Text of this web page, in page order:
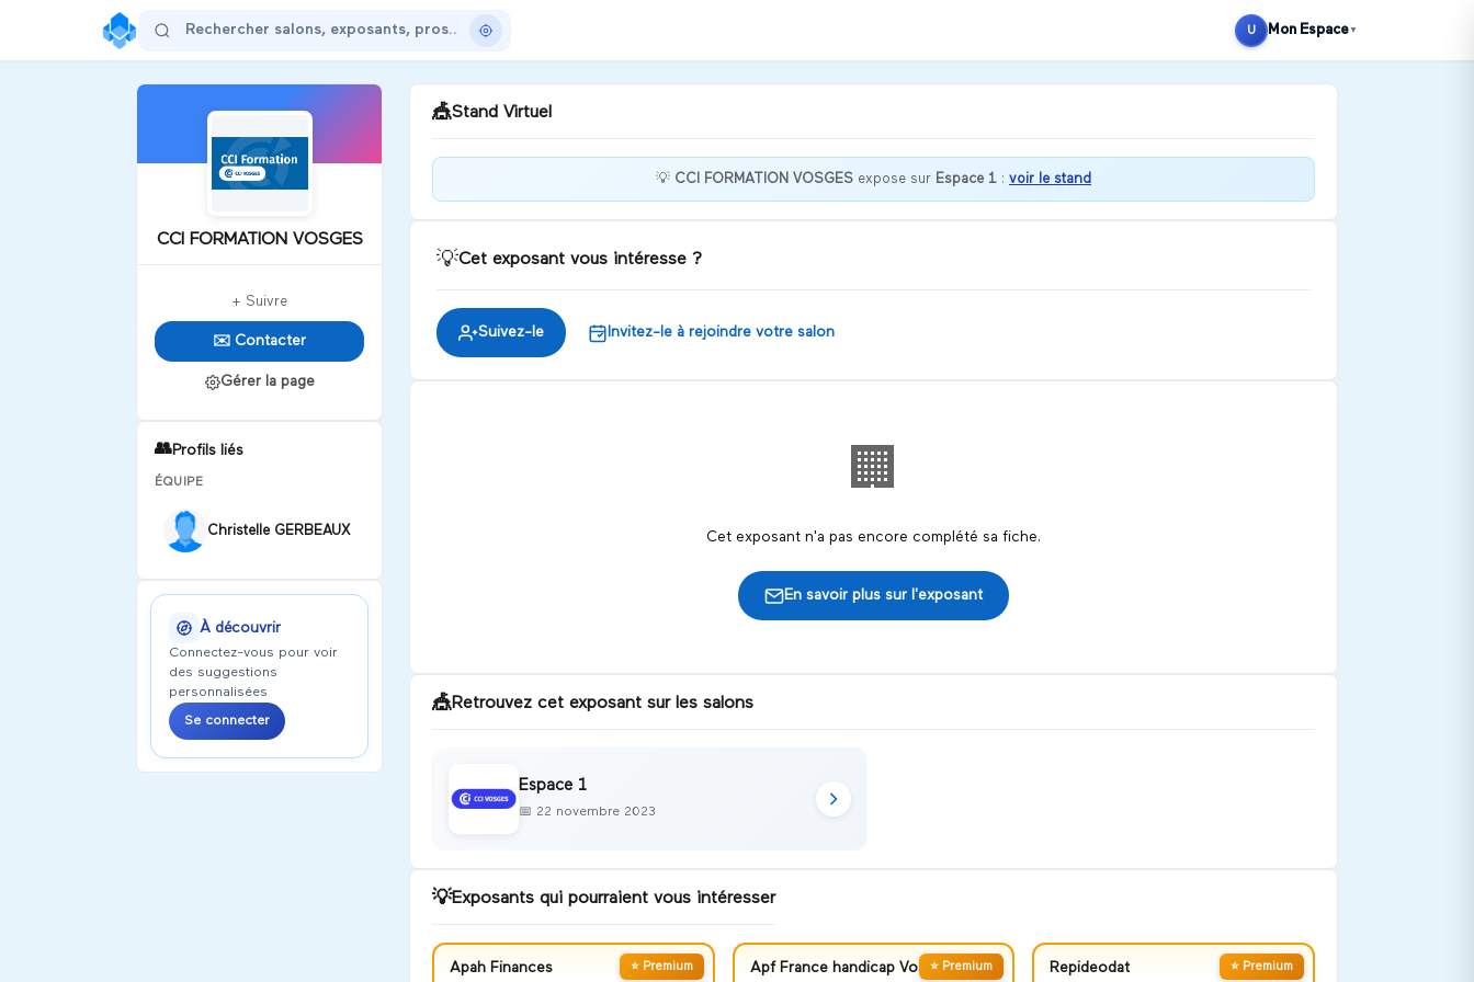
U Mon Espace ▼
CCI FORMATION VOSGES
+ Suivre
✉️ Contacter
Gérer la page
👥Profils liés
ÉQUIPE
Christelle GERBEAUX
À découvrir
Connectez-vous pour voir
des suggestions
personnalisées
Se connecter
🎪Stand Virtuel
Ensemble enrichissons vos
💡 CCI FORMATION VOSGES expose sur Espace 1 : voir le stand
💡Cet exposant vous intéresse ?
Suivez-le Invitez-le à rejoindre votre salon
🏢
Cet exposant n'a pas encore complété sa fiche.
En savoir plus sur l'exposant
🎪Retrouvez cet exposant sur les salons
Espace 1
📅 22 novembre 2023
💡Exposants qui pourraient vous intéresser
⭐ Premium
Apah Finances ⭐ Premium
Apf France handicap Vosges ⭐ Premium
Repideodat